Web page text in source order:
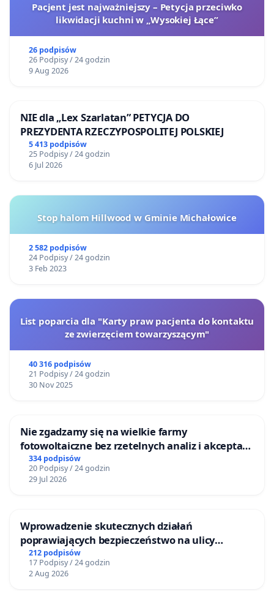
Pacjent jest najważniejszy – Petycja przeciwko
likwidacji kuchni w „Wysokiej Łące”
26 podpisów
26 Podpisy / 24 godzin
9 Aug 2026
NIE dla „Lex Szarlatan” PETYCJA DO
PREZYDENTA RZECZYPOSPOLITEJ POLSKIEJ
5 413 podpisów
25 Podpisy / 24 godzin
6 Jul 2026
Stop halom Hillwood w Gminie Michałowice
2 582 podpisów
24 Podpisy / 24 godzin
3 Feb 2023
List poparcia dla "Karty praw pacjenta do kontaktu
ze zwierzęciem towarzyszącym"
40 316 podpisów
21 Podpisy / 24 godzin
30 Nov 2025
Nie zgadzamy się na wielkie farmy
fotowoltaiczne bez rzetelnych analiz i akceptacji
mieszkańców
334 podpisów
20 Podpisy / 24 godzin
29 Jul 2026
Wprowadzenie skutecznych działań
poprawiających bezpieczeństwo na ulicy
Żeromskiego w Otwocku
212 podpisów
17 Podpisy / 24 godzin
2 Aug 2026